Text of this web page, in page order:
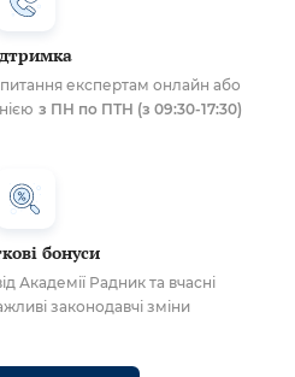
експертам онлайн або
з ПН по ПТН (з 09:30-17:30)
бонуси
Академії Радник та вчасні
законодавчі зміни